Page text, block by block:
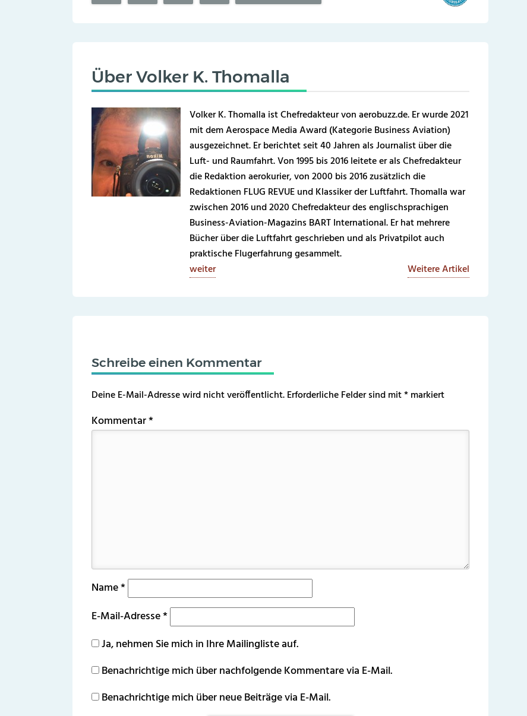
Über Volker K. Thomalla
Volker K. Thomalla ist Chefredakteur von aerobuzz.de. Er wurde 2021
mit dem Aerospace Media Award (Kategorie Business Aviation)
ausgezeichnet. Er berichtet seit 40 Jahren als Journalist über die
Luft- und Raumfahrt. Von 1995 bis 2016 leitete er als Chefredakteur
die Redaktion aerokurier, von 2000 bis 2016 zusätzlich die
Redaktionen FLUG REVUE und Klassiker der Luftfahrt. Thomalla war
zwischen 2016 und 2020 Chefredakteur des englischsprachigen
Business-Aviation-Magazins BART International. Er hat mehrere
Bücher über die Luftfahrt geschrieben und als Privatpilot auch
praktische Flugerfahrung gesammelt.
weiter
Weitere Artikel
Schreibe einen Kommentar
Deine E-Mail-Adresse wird nicht veröffentlicht.Erforderliche Felder sind mit*markiert
Kommentar*
Name*
E-Mail-Adresse*
Ja, nehmen Sie mich in Ihre Mailingliste auf.
Benachrichtige mich über nachfolgende Kommentare via E-Mail.
Benachrichtige mich über neue Beiträge via E-Mail.